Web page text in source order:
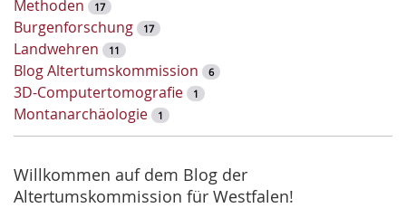
r
t
-
S
u
c
e
Methoden 17
Burgenforschung 17
Landwehren 11
Blog Altertumskommission 6
3D-Computertomografie 1
Montanarchäologie 1
Willkommen auf dem Blog der
Altertumskommission für Westfalen!